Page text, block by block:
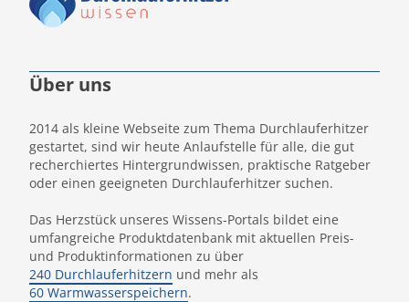
Über uns
2014 als kleine Webseite zum Thema Durchlauferhitzer
gestartet, sind wir heute Anlaufstelle für alle, die gut
recherchiertes Hintergrundwissen, praktische Ratgeber
oder einen geeigneten Durchlauferhitzer suchen.
Das Herzstück unseres Wissens-Portals bildet eine
umfangreiche Produktdatenbank mit aktuellen Preis-
und Produktinformationen zu über
240 Durchlauferhitzern und mehr als
60 Warmwasserspeichern.